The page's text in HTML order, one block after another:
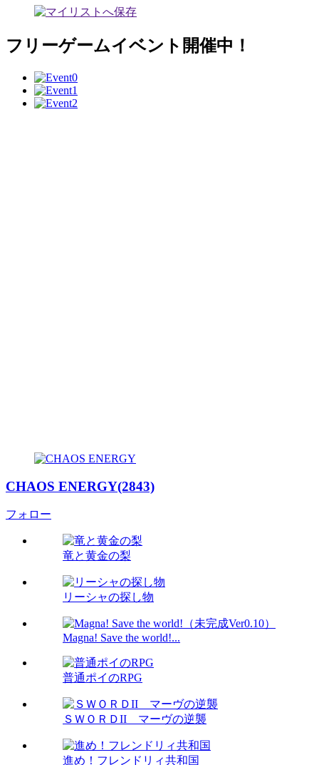
フリーゲームイベント開催中！
CHAOS ENERGY(2843)
フォロー
竜と黄金の梨
リーシャの探し物
Magna! Save the world!...
普通ポイのRPG
ＳＷＯＲＤII マーヴの逆襲
進め！フレンドリィ共和国